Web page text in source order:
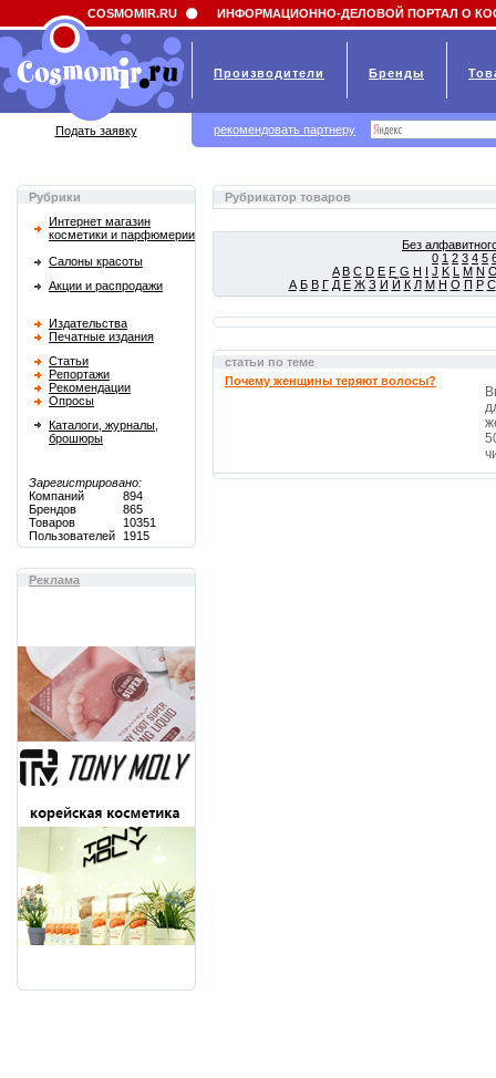
Field 'news_title' doesn't have a default value
Рубрики
Интернет магазин
косметики и парфюмерии
Салоны красоты
Акции и распродажи
Издательства
Печатные издания
Статьи
Репортажи
Рекомендации
Опросы
Каталоги, журналы,
брошюры
Зарегистрировано:
Компаний
894
Брендов
865
Товаров
10351
Пользователей
1915
Реклама
Рубрикатор товаров
Без
0 1 2 3 4 5
A B C D E F G H I J K L M N
А Б В Г Д Е Ж З И Й К Л М Н О П Р С
статьи по теме
Почему женщины теряют волосы?
COSMOMIR.RU ИНФОРМАЦИОННО-ДЕЛОВОЙ ПОРТАЛ О
Производители Бренды
Подать заявку рекомендовать партнеру